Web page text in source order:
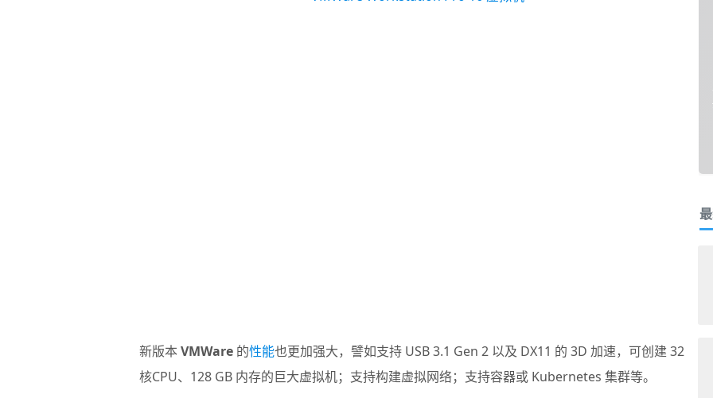
新版本VMWare的性能也更加强大，譬如支持 USB 3.1 Gen 2 以及 DX11 的 3D 加速，可创建 32
核CPU、128 GB 内存的巨大虚拟机；支持构建虚拟网络；支持容器或 Kubernetes 集群等。